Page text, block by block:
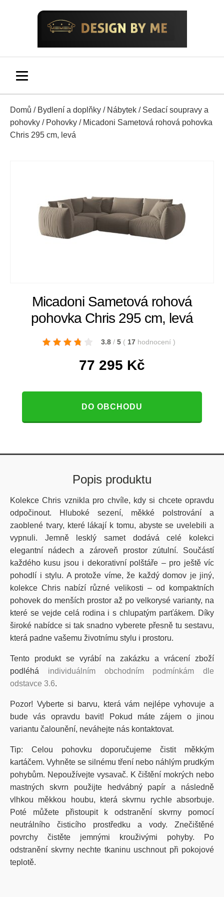
Domů / Bydlení a doplňky / Nábytek / Sedací soupravy a
pohovky / Pohovky / Micadoni Sametová rohová pohovka
Chris 295 cm, levá
Micadoni Sametová rohová
pohovka Chris 295 cm, levá
3.8 / 5 ( 17 hodnocení )
77 295 Kč
DO OBCHODU
Popis produktu
Kolekce Chris vznikla pro chvíle, kdy si chcete opravdu
odpočinout.
Hluboké sezení, měkké polstrování a
zaoblené tvary, které lákají k tomu, abyste se uvelebili a
vypnuli. Jemně lesklý sametdodává celé kolekci
elegantní nádech a zároveň prostor zútulní. Součástí
každého kusu jsou i dekorativní polštáře – pro ještě víc
pohodlí i stylu. A protože víme, že každý domov je jiný,
kolekce Chris nabízí různé velikosti – od
kompaktních
pohovek do menších prostor až po velkorysé varianty, na
které se vejde celá rodina i s chlupatým parťákem. Díky
široké nabídce si tak snadno vyberete přesně tu sestavu,
která padne vašemu životnímu stylu i prostoru.
Tento produkt se vyrábí na zakázku a vrácení zboží
podléhá individuálním obchodním podmínkám dle
odstavce 3.6.
Pozor! Vyberte si barvu, která vám nejlépe vyhovuje a
bude vás opravdu bavit! Pokud máte zájem o jinou
variantu čalounění, neváhejte nás kontaktovat.
Tip: Celou pohovku doporučujeme čistit měkkým
kartáčem. Vyhněte se silnému tření nebo náhlým prudkým
pohybům. Nepoužívejte vysavač. K čištění mokrých nebo
mastných skvrn použijte hedvábný papír a následně
vlhkou měkkou houbu, která skvrnu rychle absorbuje.
Poté můžete přistoupit k odstranění skvrny pomocí
neutrálního čisticího prostředku a vody. Znečištěné
povrchy čistěte jemnými krouživými pohyby. Po
odstranění skvrny nechte tkaninu uschnout při pokojové
teplotě.